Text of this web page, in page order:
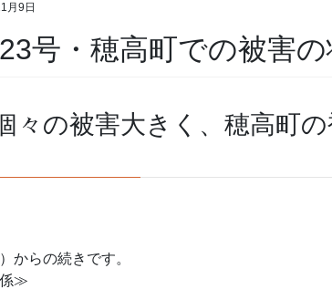
月9日
号・穂高町での被害の
々の被害大きく、穂高町
からの続きです。
≫